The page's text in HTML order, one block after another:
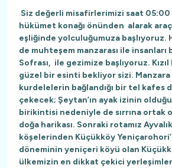
Siz değerli misafirlerimizi saat 05:00
hükümet konağı önünden alarak araç
eşliğinde yolculuğumuza başlıyoruz.
de muhteşem manzarası ile
Sofrası, ile gezimize başlıyoruz.
güzel bir esinti bekliyor sizi. Manzara
kurdelelerin bağlandığı bir tel kafes
çekecek; Şeytan’ın ayak izinin
birikintisi nedeniyle de sırrına ortak
doğa harikası. Sonraki rotamız
köşelerinden Küçükköy
döneminin yeniçeri köyü olan
ülkemizin en dikkat çekici